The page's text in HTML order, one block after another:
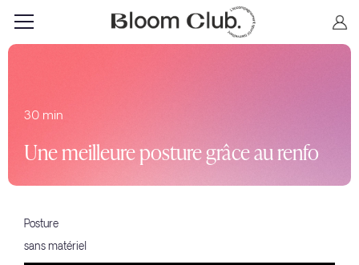
30 min
Une meilleure posture grâce au renfo
Posture
sans matériel